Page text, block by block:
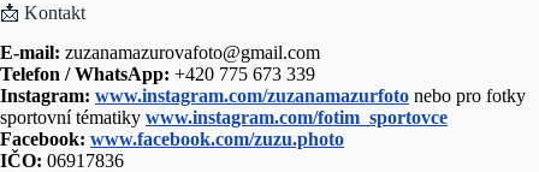
📩 Kontakt
E-mail: zuzanamazurovafoto@gmail.com
Telefon / WhatsApp: +420 775 673 339
Instagram: www.instagram.com/zuzanamazurfoto nebo pro fotky
sportovní tématiky www.instagram.com/fotim_sportovce
Facebook: www.facebook.com/zuzu.photo
IČO: 06917836